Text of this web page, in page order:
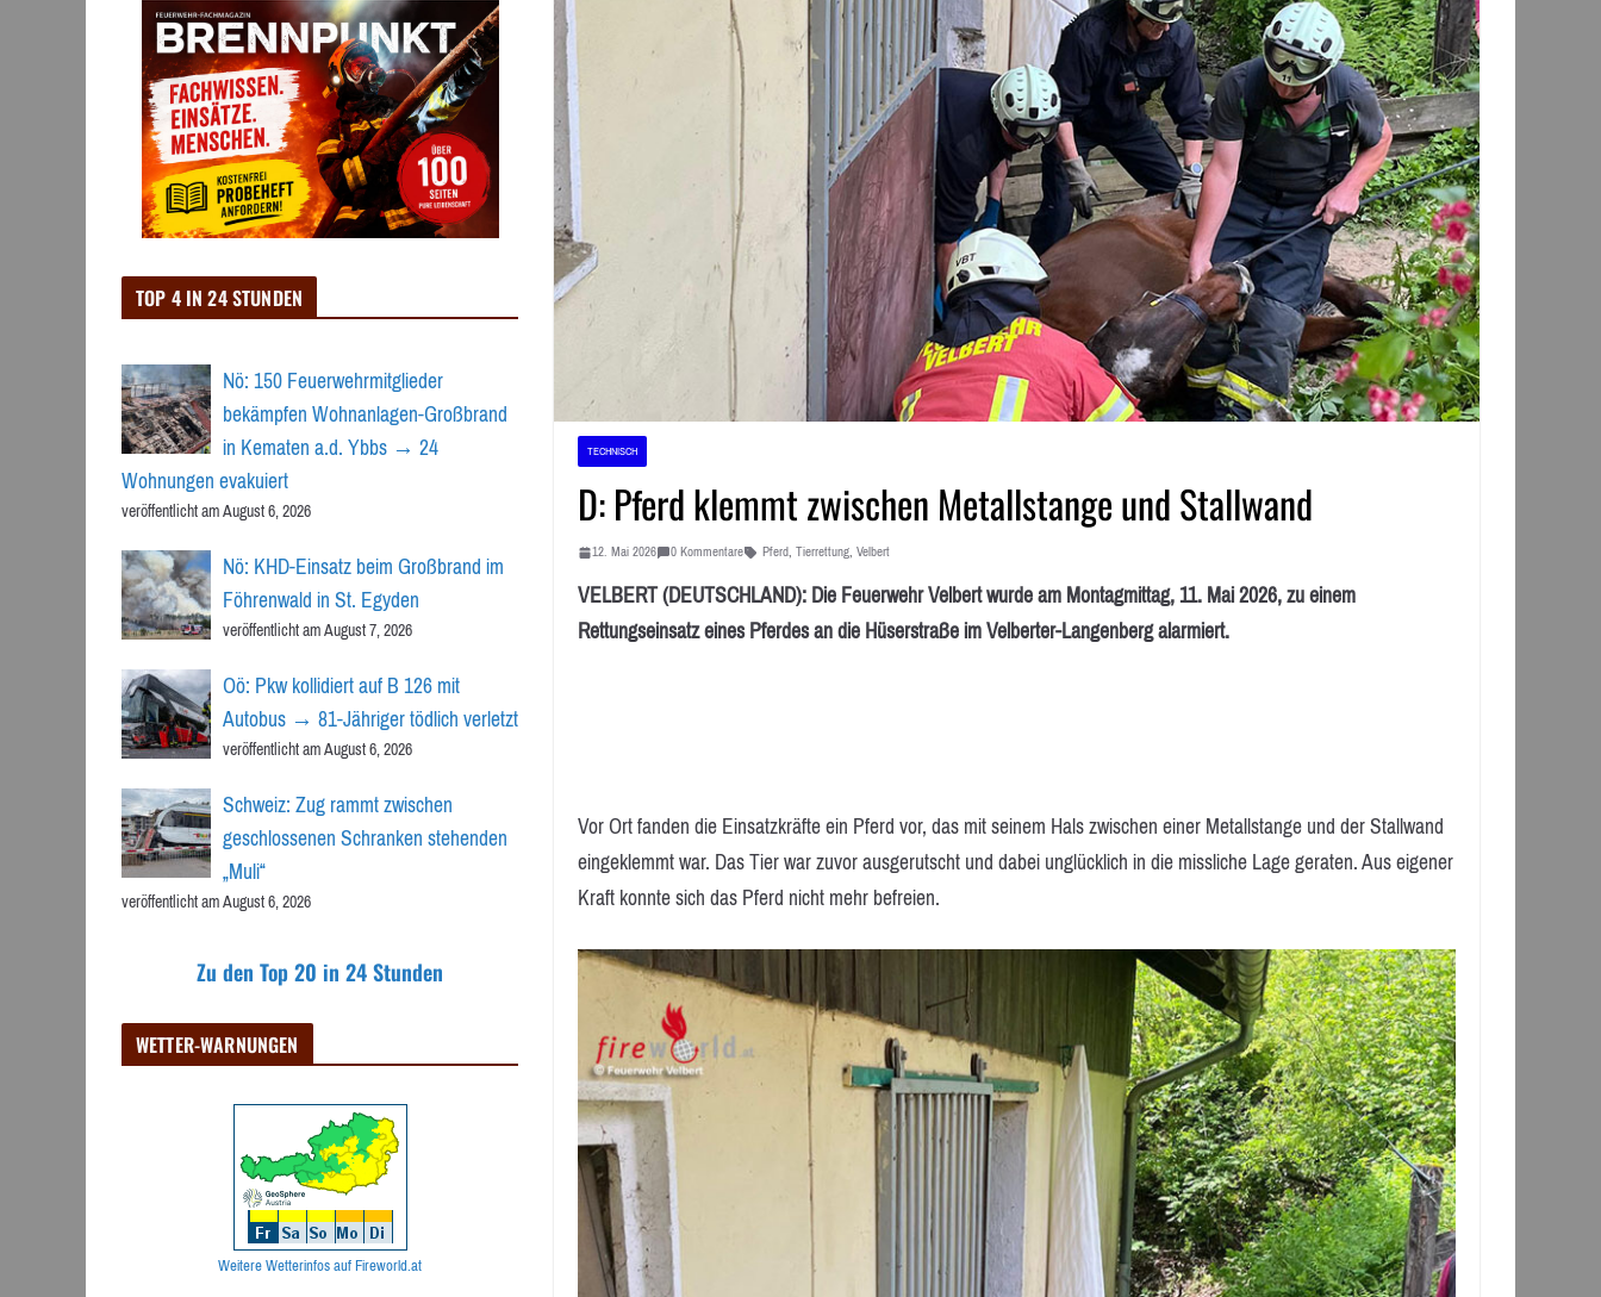
TECHNISCH
D: Pferd klemmt zwischen Metallstange und Stallwand
12. Mai 2026 0 Kommentare Pferd, Tierrettung, Velbert
VELBERT (DEUTSCHLAND): Die Feuerwehr Velbert wurde am Montagmittag, 11. Mai 2026, zu einem
Rettungseinsatz eines Pferdes an die Hüserstraße im Velberter-Langenberg alarmiert.
Vor Ort fanden die Einsatzkräfte ein Pferd vor, das mit seinem Hals zwischen einer Metallstange und der Stallwand
eingeklemmt war. Das Tier war zuvor ausgerutscht und dabei unglücklich in die missliche Lage geraten. Aus eigener
Kraft konnte sich das Pferd nicht mehr befreien.
TOP 4 IN 24 STUNDEN
Nö: 150 Feuerwehrmitglieder
bekämpfen Wohnanlagen-Großbrand
in Kematen a.d. Ybbs → 24
Wohnungen evakuiert
veröffentlicht am August 6, 2026
Nö: KHD-Einsatz beim Großbrand im
Föhrenwald in St. Egyden
veröffentlicht am August 7, 2026
Oö: Pkw kollidiert auf B 126 mit
Autobus → 81-Jähriger tödlich verletzt
veröffentlicht am August 6, 2026
Schweiz: Zug rammt zwischen
geschlossenen Schranken stehenden
„Muli“
veröffentlicht am August 6, 2026
Zu den Top 20 in 24 Stunden
WETTER-WARNUNGEN
Weitere Wetterinfos auf Fireworld.at